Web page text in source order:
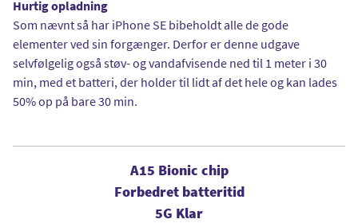
Hurtig opladning
Som nævnt så har iPhone SE bibeholdt alle de gode
elementer ved sin forgænger. Derfor er denne udgave
selvfølgelig også støv- og vandafvisende ned til 1 meter i 30
min, med et batteri, der holder til lidt af det hele og kan lades
50% op på bare 30 min.
A15 Bionic chip
Forbedret batteritid
5G Klar